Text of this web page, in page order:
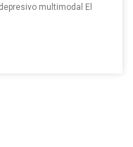
multimodal El